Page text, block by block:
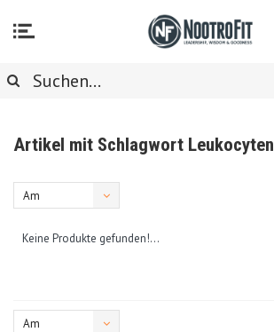
Artikel mit Schlagwort Leukocyten
Am
Keine Produkte gefunden!...
Am